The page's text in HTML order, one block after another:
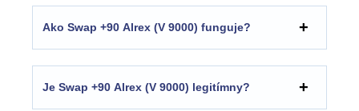
Ako Swap +90 Alrex (V 9000) funguje?
Je Swap +90 Alrex (V 9000) legitímny?